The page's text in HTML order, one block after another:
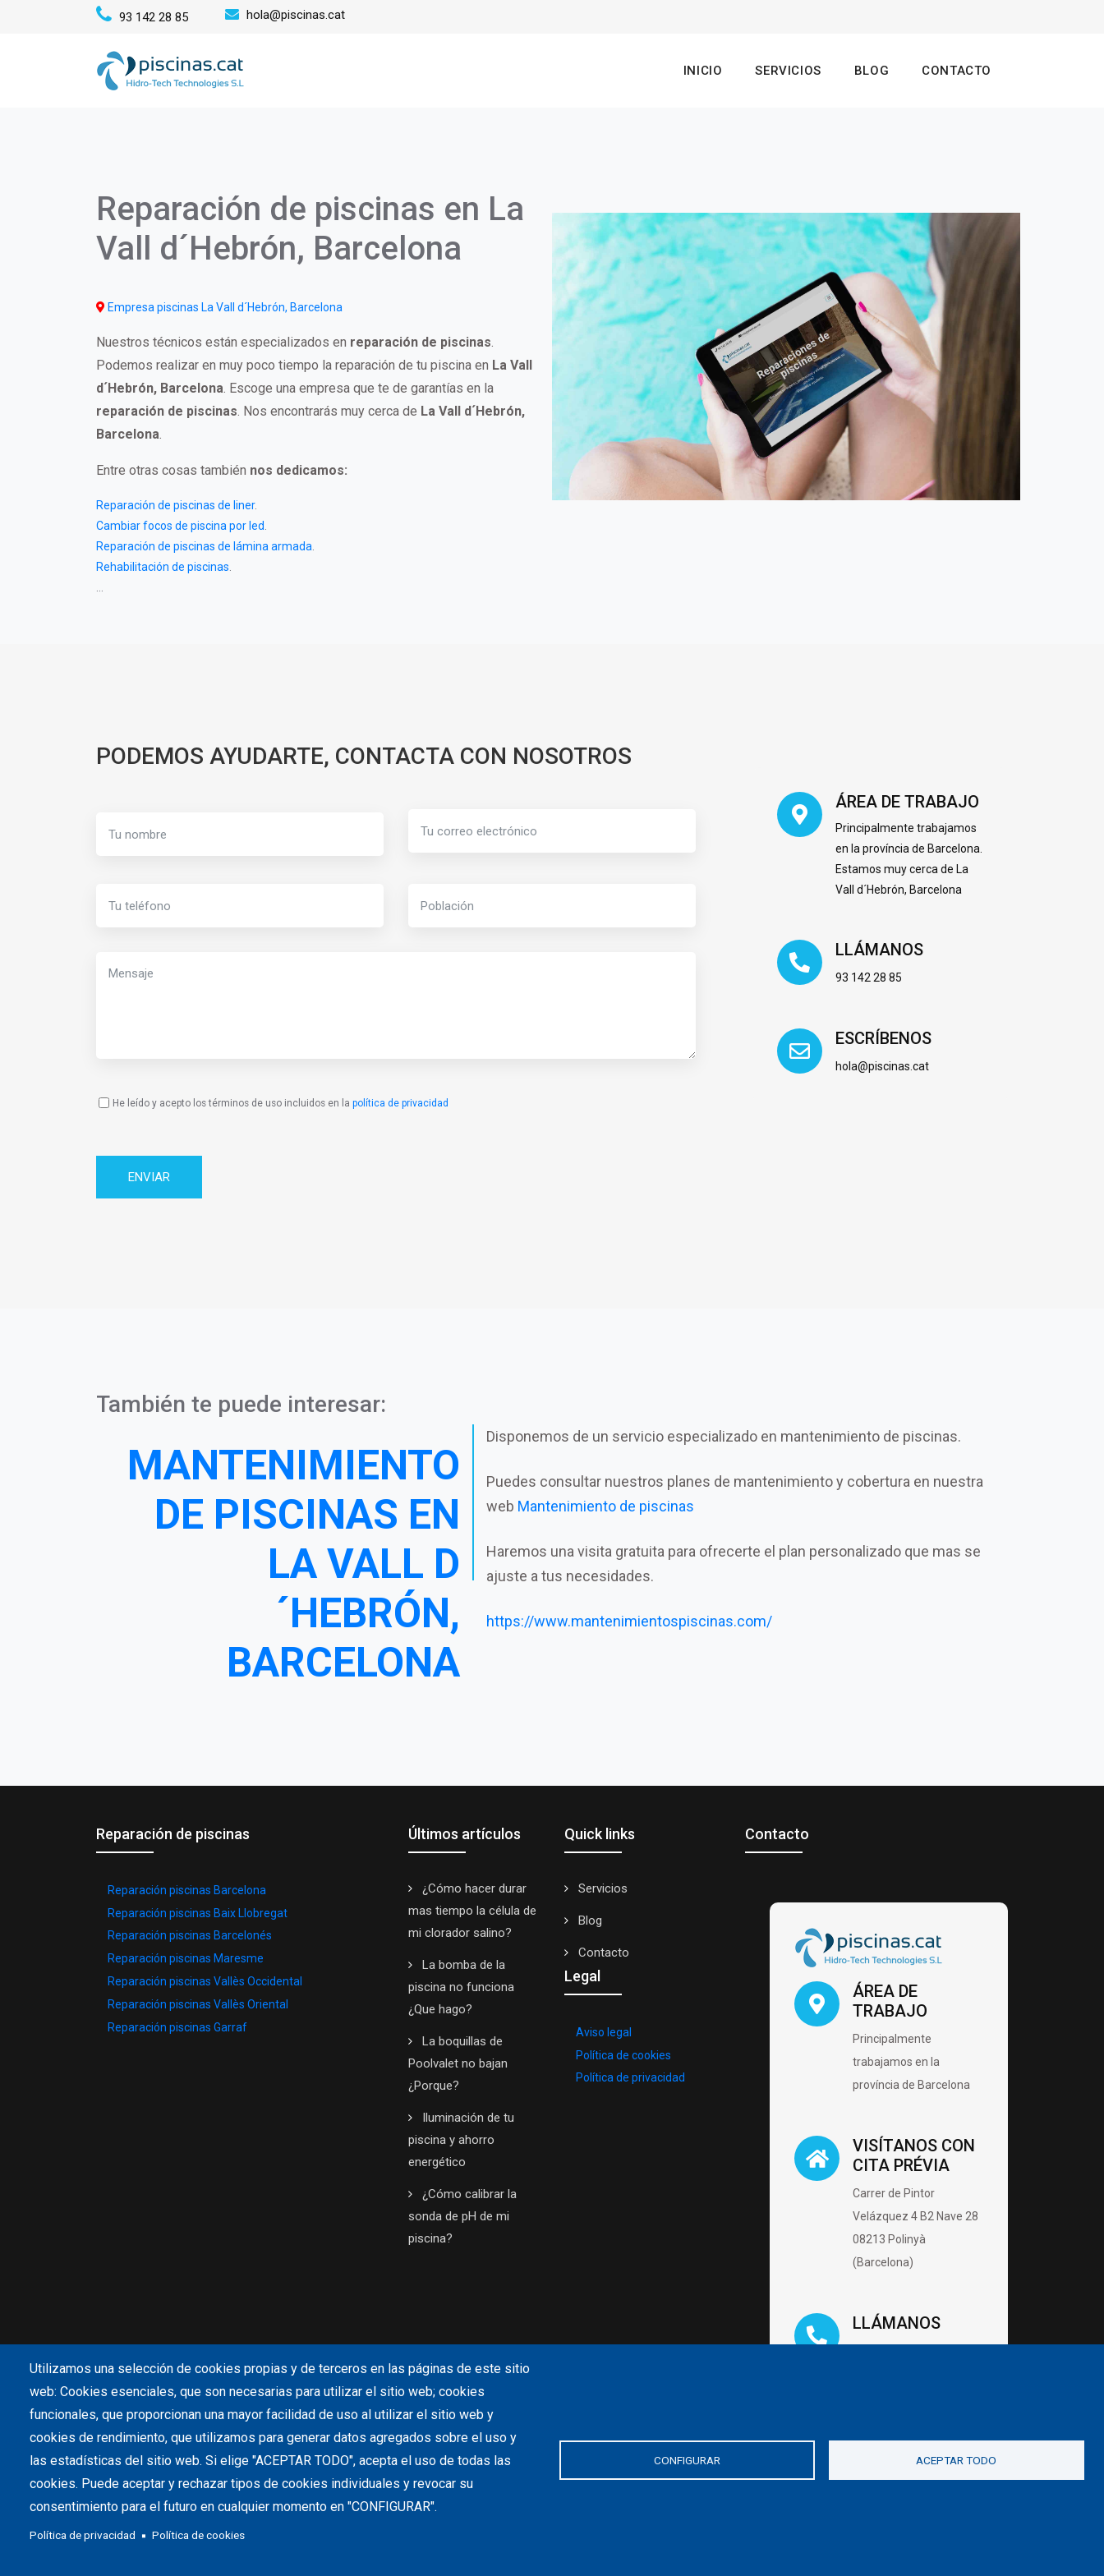
93 142 28 85 hola@piscinas.cat
INICIO SERVICIOS BLOG CONTACTO
Reparación de piscinas en La
Vall d´Hebrón, Barcelona
Empresa piscinas La Vall d´Hebrón, Barcelona
Nuestros técnicos están especializados en reparación de piscinas.
Podemos realizar en muy poco tiempo la reparación de tu piscina en La Vall
d´Hebrón, Barcelona. Escoge una empresa que te de garantías en la
reparación de piscinas. Nos encontrarás muy cerca de La Vall d´Hebrón,
Barcelona.
Entre otras cosas también nos dedicamos:
Reparación de piscinas de liner.
Cambiar focos de piscina por led
Reparación de piscinas de lámina armada
Rehabilitación de piscinas
PODEMOS AYUDARTE, CONTACTA CON NOSOTROS
PolíticaHe leído y acepto los términos de uso incluidos en lapolítica de privacidad
ÁREA DE TRABAJO
Principalmente trabajamos
en la província de Barcelona.
Estamos muy cerca de La
Vall d´Hebrón, Barcelona
LLÁMANOS
93 142 28 85
ESCRÍBENOS
hola@piscinas.cat
También te puede interesar:
MANTENIMIENTO
DE PISCINAS EN
LA VALL D
´HEBRÓN,
BARCELONA
Disponemos de un servicio especializado en mantenimiento de piscinas.
Puedes consultar nuestros planes de mantenimiento y cobertura en nuestra
web Mantenimiento de piscinas
Haremos una visita gratuita para ofrecerte el plan personalizado que mas se
ajuste a tus necesidades.
https://www.mantenimientospiscinas.com/
Reparación de piscinas
Reparación piscinas Barcelona
Reparación piscinas Baix Llobregat
Reparación piscinas Barcelonés
Reparación piscinas Maresme
Reparación piscinas Vallès Occidental
Reparación piscinas Vallès Oriental
Reparación piscinas Garraf
Últimos artículos
¿Cómo hacer durar
mas tiempo la célula de
mi clorador salino?
La bomba de la
piscina no funciona
¿Que hago?
La boquillas de
Poolvalet no bajan
¿Porque?
Iluminación de tu
piscina y ahorro
energético
¿Cómo calibrar la
sonda de pH de mi
piscina?
Quick links
Servicios
Blog
Contacto
Legal
Aviso legal
Política de cookies
Política de privacidad
Contacto
ÁREA DE
TRABAJO
Principalmente
trabajamos en la
província de Barcelona
VISÍTANOS CON
CITA PRÉVIA
Carrer de Pintor
Velázquez 4 B2 Nave 28
08213 Polinyà
(Barcelona)
LLÁMANOS
hola@piscinas.cat
Utilizamos una selección de cookies propias y de terceros en las páginas de este sitio
web: Cookies esenciales, que son necesarias para utilizar el sitio web; cookies
funcionales, que proporcionan una mayor facilidad de uso al utilizar el sitio web y
cookies de rendimiento, que utilizamos para generar datos agregados sobre el uso y
las estadísticas del sitio web. Si elige "ACEPTAR TODO", acepta el uso de todas las
cookies. Puede aceptar y rechazar tipos de cookies individuales y revocar su
consentimiento para el futuro en cualquier momento en "CONFIGURAR".
Política de privacidad Política de cookies
CONFIGURAR ACEPTAR TODO